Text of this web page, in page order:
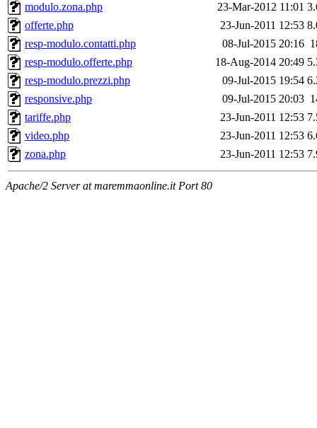
modulo.zona.php
23-Mar-2012 11:01
offerte.php
23-Jun-2011 12:53
resp-modulo.contatti.php
08-Jul-2015 20:16
resp-modulo.offerte.php
18-Aug-2014 20:49
resp-modulo.prezzi.php
09-Jul-2015 19:54
responsive.php
09-Jul-2015 20:03
tariffe.php
23-Jun-2011 12:53
video.php
23-Jun-2011 12:53
zona.php
23-Jun-2011 12:53
Apache/2 Server at maremmaonline.it Port 80